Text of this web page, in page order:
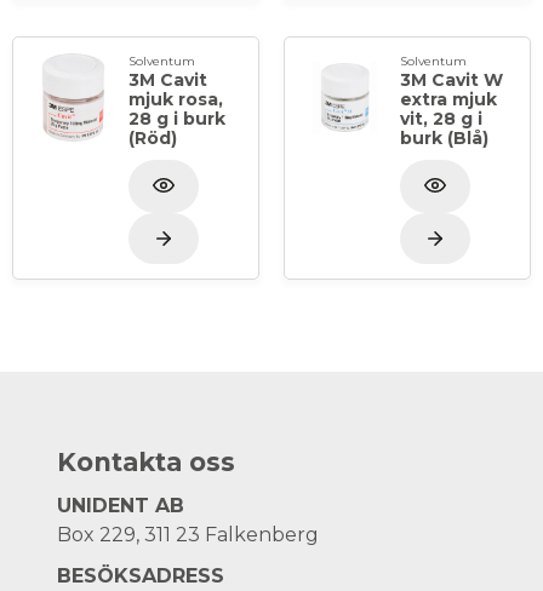
Solventum
3M Cavit
mjuk rosa,
28 g i burk
(Röd)
Solventum
3M Cavit W
extra mjuk
vit, 28 g i
burk (Blå)
Kontakta oss
UNIDENT AB
Box 229, 311 23 Falkenberg
BESÖKSADRESS